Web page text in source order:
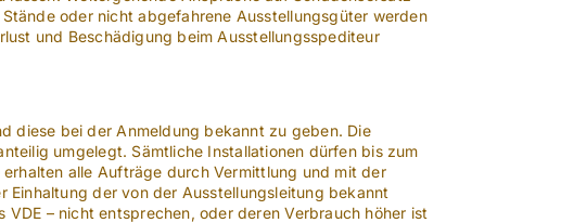
oder nicht abgefahrene Ausstellungsgüter werden
und Beschädigung beim Ausstellungsspediteur
diese bei der Anmeldung bekannt zu geben. Die
umgelegt. Sämtliche Installationen dürfen bis zum
alle Aufträge durch Vermittlung und mit der
der von der Ausstellungsleitung bekannt
– nicht entsprechen, oder deren Verbrauch höher ist